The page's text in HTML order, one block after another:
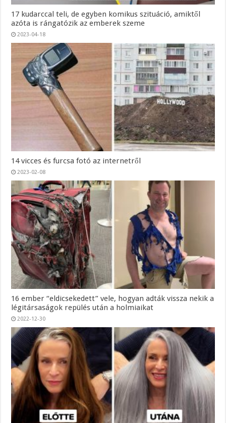
17 kudarccal teli, de egyben komikus szituáció, amiktől
azóta is rángatózik az emberek szeme
2023-04-18
14 vicces és furcsa fotó az internetről
2023-02-08
16 ember “eldicsekedett” vele, hogyan adták vissza nekik a
légitársaságok repülés után a holmiaikat
2022-12-30